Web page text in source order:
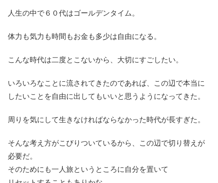
人生の中で６０代はゴールデンタイム。
体力も気力も時間もお金も多少は自由になる。
こんな時代は二度とこないから、大切にすごしたい。
いろいろなことに流されてきたのであれば、この辺で本当に
したいことを自由に出してもいいと思うようになってきた。
周りを気にして生きなければならなかった時代が長すぎた。
そんな考え方がこびりついているから、この辺で切り替えが
必要だ。
そのためにも一人旅というところに自分を置いて